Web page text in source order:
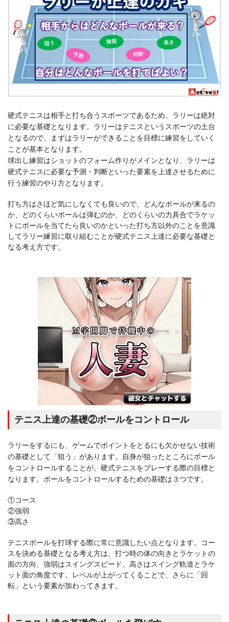
硬式テニスは相手と打ち合うスポーツであるため、ラリーは絶対
に必要な基礎となります。ラリーはテニスというスポーツの土台
となるので、まずはラリーができることを目標に練習をしていく
ことが基本となります。
球出し練習はショットのフォーム作りがメインとなり、ラリーは
硬式テニスに必要な予測・判断といった要素を上達させるために
行う練習のやり方となります。
打ち方はさほど気にしなくても良いので、どんなボールが来るの
か、どのくらいボールは弾むのか、どのくらいの力具合でラケッ
トにボールを当てたら良いのかといった打ち方以外のことを意識
してラリー練習に取り組むことが硬式テニス上達に必要な基礎と
なる考え方です。
テニス上達の基礎②ボールをコントロール
ラリーをするにも、ゲームでポイントをとるにも欠かせない技術
の基礎として「狙う」があります。自身が狙ったところにボール
をコントロールすることが、硬式テニスをプレーする際の目標と
なります。ボールをコントロールするための基礎は３つです。
①コース
②強弱
③高さ
テニスボールを打球する際に常に意識したい点となります。コー
スを決める基礎となる考え方は、打つ時の体の向きとラケットの
面の方向、強弱はスイングスピード、高さはスイング軌道とラケ
ット面の角度です。レベルが上がってくることで、さらに「回
転」という要素が加わってきます。